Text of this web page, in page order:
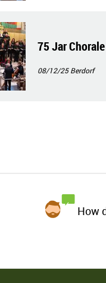
75 Jar
08/12/25Berdorf
How